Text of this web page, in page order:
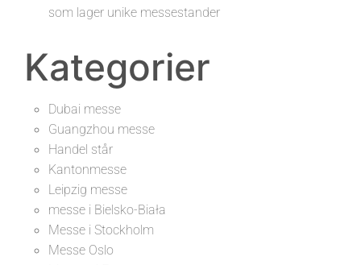
som lager unike messestander
Kategorier
Dubai messe
Guangzhou messe
Handel står
Kantonmesse
Leipzig messe
messe i Bielsko-Biała
Messe i Stockholm
Messe Oslo